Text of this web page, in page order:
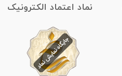
نماد اعتماد الکترونیک